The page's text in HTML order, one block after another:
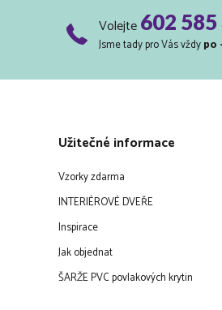
Volejte602 585
Jsme tady pro Vás vždy po
Užitečné informace
Vzorky zdarma
INTERIÉROVÉ DVEŘE
Inspirace
Jak objednat
ŠARŽE PVC povlakových krytin